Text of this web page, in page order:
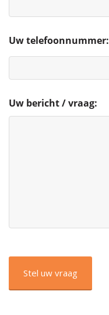
Uw telefoonnummer:
Uw bericht / vraag: